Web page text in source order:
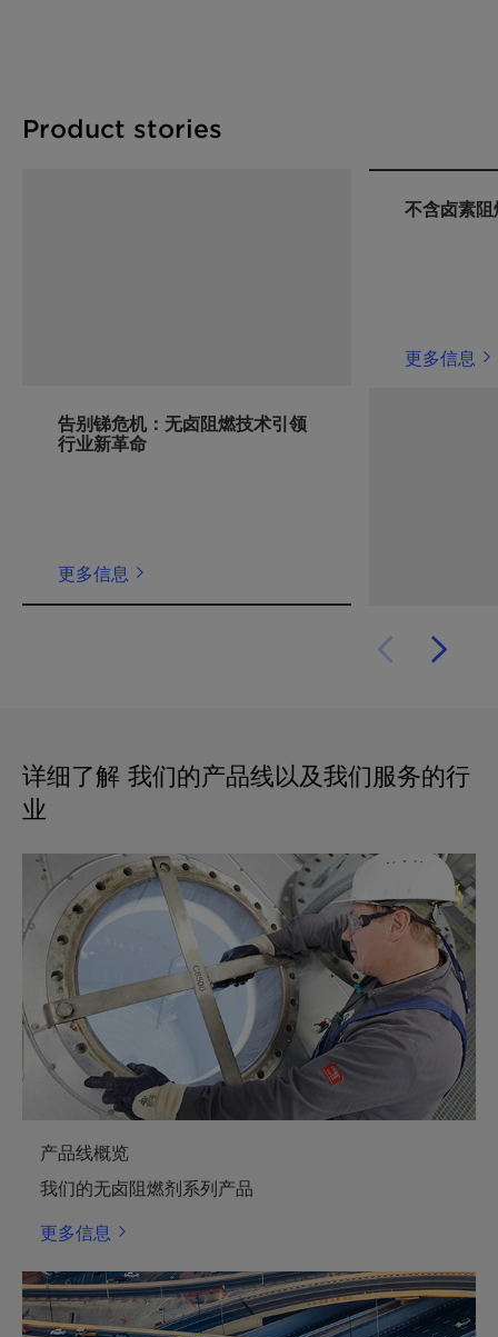
Product stories
告别锑危机：无卤阻燃技术引领
行业新革命
更多信息
不含卤素
更多信息
详细了解 我们的产品线以及我们服务的行
业
产品线概览
我们的无卤阻燃剂系列产品
更多信息